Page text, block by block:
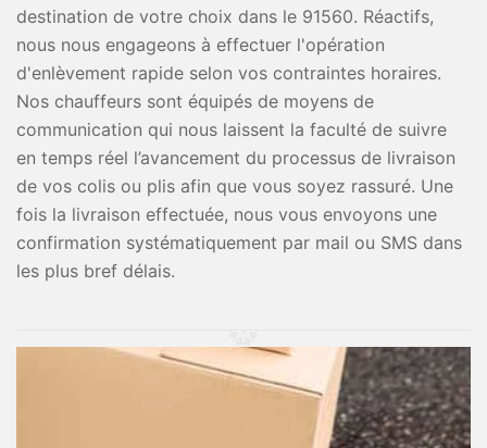
destination de votre choix dans le 91560. Réactifs,
nous nous engageons à effectuer l'opération
d'enlèvement rapide selon vos contraintes horaires.
Nos chauffeurs sont équipés de moyens de
communication qui nous laissent la faculté de suivre
en temps réel l’avancement du processus de livraison
de vos colis ou plis afin que vous soyez rassuré. Une
fois la livraison effectuée, nous vous envoyons une
confirmation systématiquement par mail ou SMS dans
les plus bref délais.